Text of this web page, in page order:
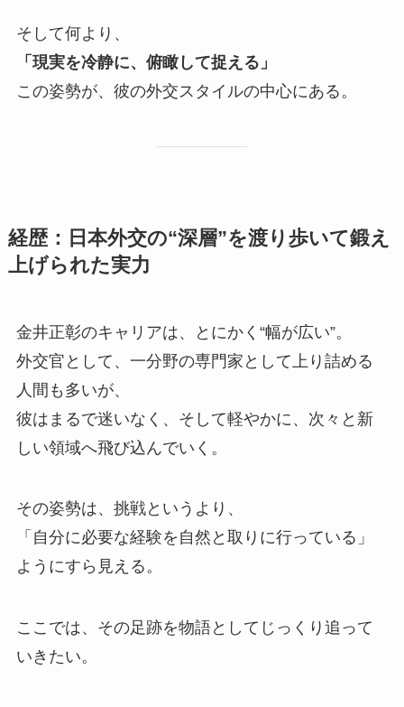
そして何より、
「現実を冷静に、俯瞰して捉える」
この姿勢が、彼の外交スタイルの中心にある。
経歴：日本外交の“深層”を渡り歩いて鍛え
上げられた実力
金井正彰のキャリアは、とにかく“幅が広い”。
外交官として、一分野の専門家として上り詰める
人間も多いが、
彼はまるで迷いなく、そして軽やかに、次々と新
しい領域へ飛び込んでいく。
その姿勢は、挑戦というより、
「自分に必要な経験を自然と取りに行っている」
ようにすら見える。
ここでは、その足跡を物語としてじっくり追って
いきたい。